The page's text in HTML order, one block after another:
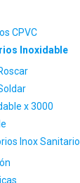
CPVC
Inoxidable
x 3000
Inox Sanitario